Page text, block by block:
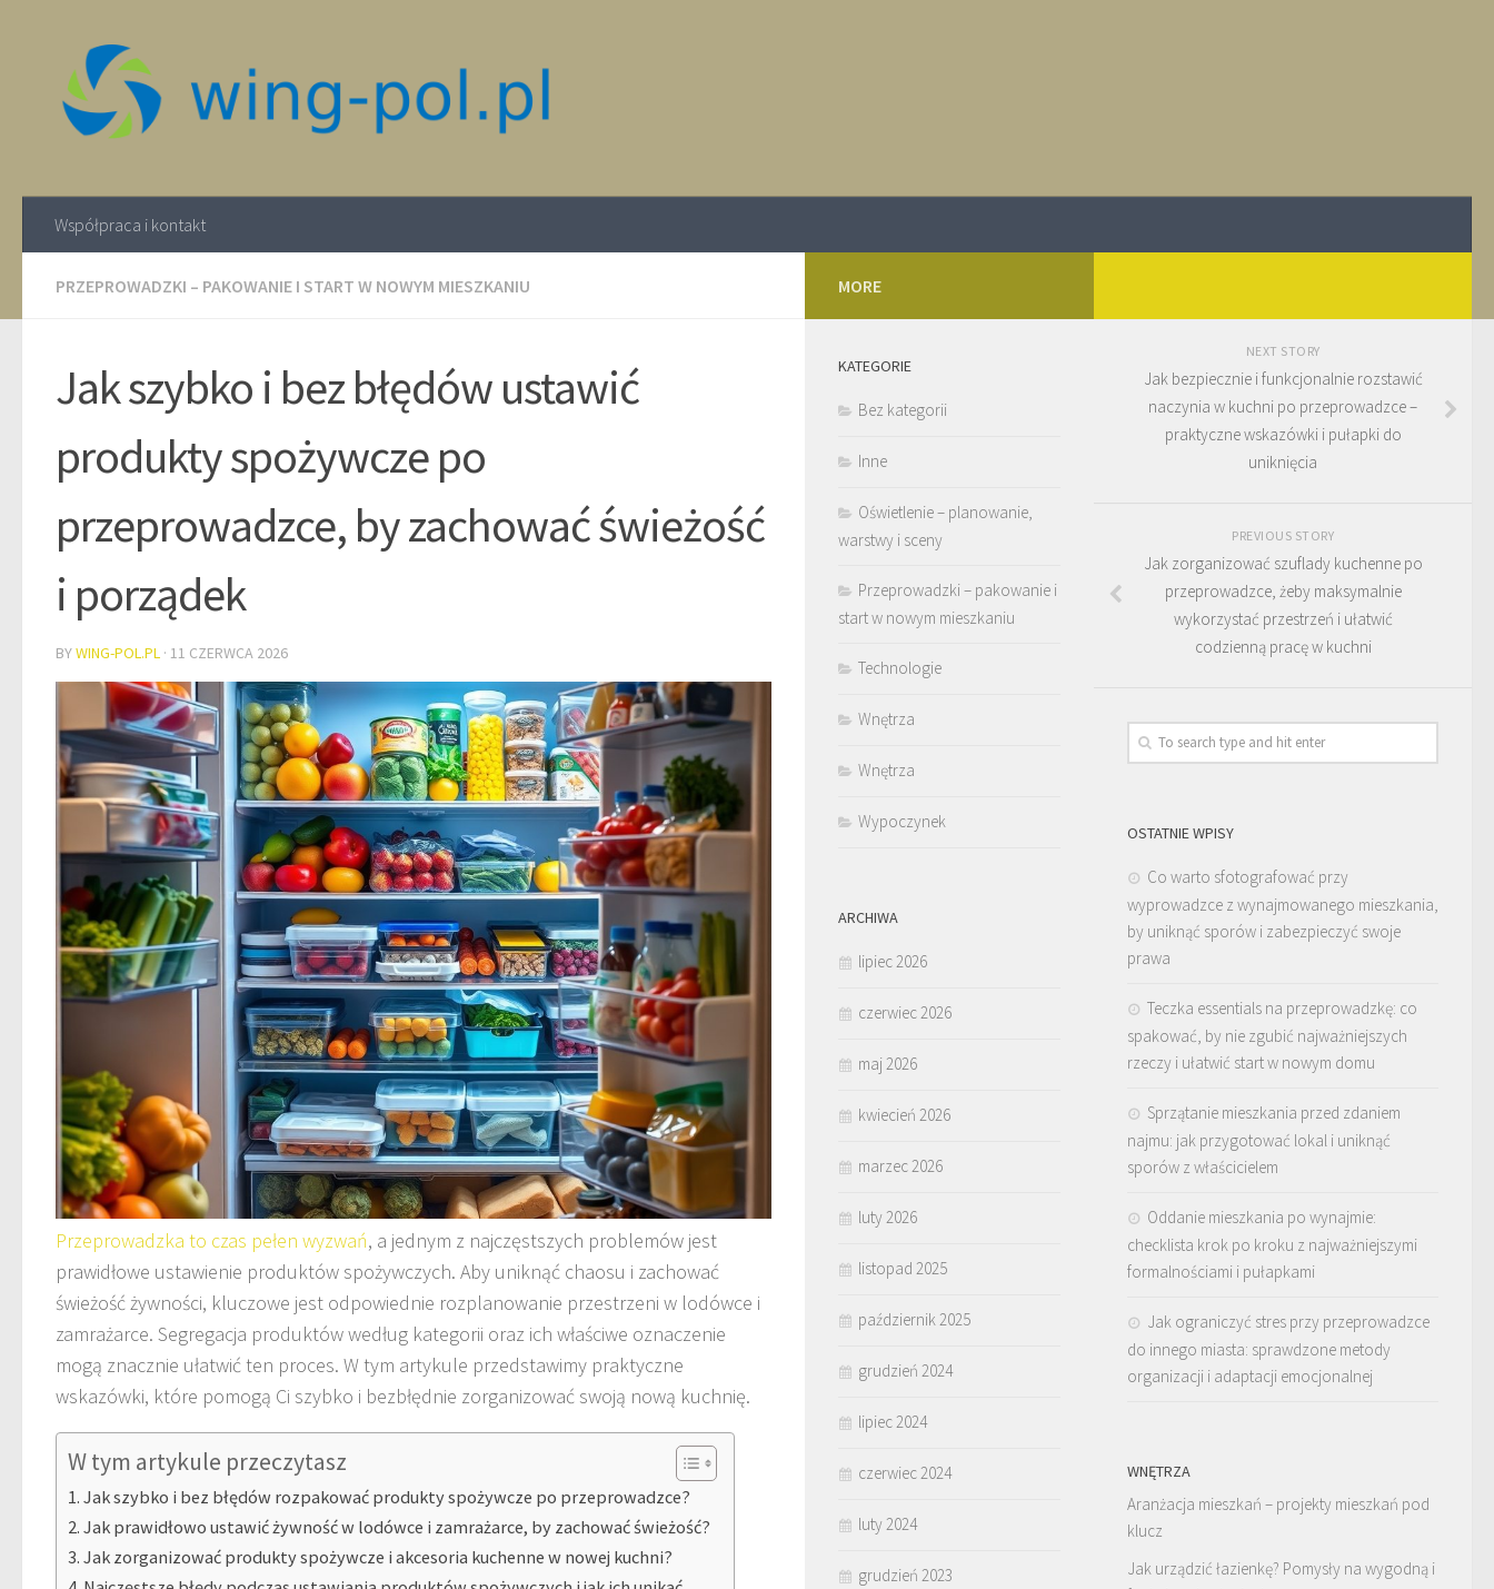
Współpraca i kontakt
PRZEPROWADZKI – PAKOWANIE I START W NOWYM MIESZKANIU
Jak szybko i bez błędów ustawić
produkty spożywcze po
przeprowadzce, by zachować świeżość
i porządek
BYWING-POL.PL · 11 CZERWCA 2026
Przeprowadzka to czas pełen wyzwań, a jednym z najczęstszych problemów jest
prawidłowe ustawienie produktów spożywczych. Aby uniknąć chaosu i zachować
świeżość żywności, kluczowe jest odpowiednie rozplanowanie przestrzeni w lodówce i
zamrażarce. Segregacja produktów według kategorii oraz ich właściwe oznaczenie
mogą znacznie ułatwić ten proces. W tym artykule przedstawimy praktyczne
wskazówki, które pomogą Ci szybko i bezbłędnie zorganizować swoją nową kuchnię.
W tym artykule przeczytasz
Jak szybko i bez błędów rozpakować produkty spożywcze po przeprowadzce?
Jak prawidłowo ustawić żywność w lodówce i zamrażarce, by zachować świeżość?
Jak zorganizować produkty spożywcze i akcesoria kuchenne w nowej kuchni?
NEXT STORY
Jak bezpiecznie i funkcjonalnie rozstawić
naczynia w kuchni po przeprowadzce –
praktyczne wskazówki i pułapki do
uniknięcia
PREVIOUS STORY
Jak zorganizować szuflady kuchenne po
przeprowadzce, żeby maksymalnie
wykorzystać przestrzeń i ułatwić
codzienną pracę w kuchni
OSTATNIE WPISY
Co warto sfotografować przy
wyprowadzce z wynajmowanego mieszkania,
by uniknąć sporów i zabezpieczyć swoje
prawa
Teczka essentials na przeprowadzkę: co
spakować, by nie zgubić najważniejszych
rzeczy i ułatwić start w nowym domu
Sprzątanie mieszkania przed zdaniem
najmu: jak przygotować lokal i uniknąć
sporów z właścicielem
Oddanie mieszkania po wynajmie:
checklista krok po kroku z najważniejszymi
formalnościami i pułapkami
Jak ograniczyć stres przy przeprowadzce
do innego miasta: sprawdzone metody
organizacji i adaptacji emocjonalnej
WNĘTRZA
Aranżacja mieszkań – projekty mieszkań pod
klucz
Jak urządzić łazienkę? Pomysły na wygodną i
MORE
KATEGORIE
Bez kategorii
Inne
Oświetlenie – planowanie,
warstwy i sceny
Przeprowadzki – pakowanie i
start w nowym mieszkaniu
Technologie
Wnętrza
Wnętrza
Wypoczynek
ARCHIWA
lipiec 2026
czerwiec 2026
maj 2026
kwiecień 2026
marzec 2026
luty 2026
listopad 2025
październik 2025
grudzień 2024
lipiec 2024
czerwiec 2024
luty 2024
grudzień 2023